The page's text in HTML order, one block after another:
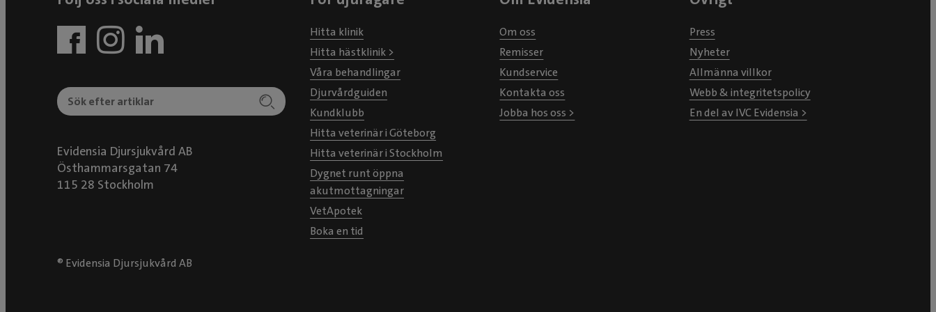
Evidensia Djursjukvård AB
Östhammarsgatan 74
115 28 Stockholm
Hitta klinik
Hitta hästklinik >
Våra behandlingar
Djurvårdguiden
Kundklubb
Hitta veterinär i Göteborg
Hitta veterinär i Stockholm
Dygnet runt öppna
akutmottagningar
VetApotek
Boka en tid
Om oss
Remisser
Kundservice
Kontakta oss
Jobba hos oss >
Press
Nyheter
Allmänna villkor
Webb & integritetspolicy
En del av IVC Evidensia >
® Evidensia Djursjukvård AB